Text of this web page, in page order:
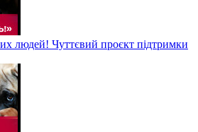
людей! Чуттєвий проєкт підтримки